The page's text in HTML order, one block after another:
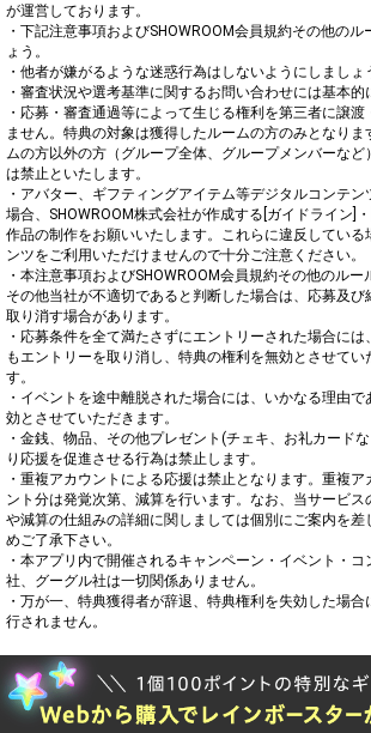
が運営しております。
・下記注意事項およびSHOWROOM会員規約その他の
ょう。
・他者が嫌がるような迷惑行為はしないようにしましょ
・審査状況や選考基準に関するお問い合わせには基本的
・応募・審査通過等によって生じる権利を第三者に譲
ません。特典の対象は獲得したルームの方のみとなりま
ムの方以外の方（グループ全体、グループメンバーなど
は禁止といたします。
・アバター、ギフティングアイテム等デジタルコンテ
場合、SHOWROOM株式会社が作成する[ガイドライン]
作品の制作をお願いいたします。これらに違反している
ンツをご利用いただけませんので十分ご注意ください。
・本注意事項およびSHOWROOM会員規約その他のル
その他当社が不適切であると判断した場合は、応募及び
取り消す場合があります。
・応募条件を全て満たさずにエントリーされた場合に
もエントリーを取り消し、特典の権利を無効とさせてい
す。
・イベントを途中離脱された場合には、いかなる理由
効とさせていただきます。
・金銭、物品、その他プレゼント(チェキ、お礼カード
り応援を促進させる行為は禁止します。
・重複アカウントによる応援は禁止となります。重複
ント分は発覚次第、減算を行います。なお、当サービ
や減算の仕組みの詳細に関しましては個別にご案内を
めご了承下さい。
・本アプリ内で開催されるキャンペーン・イベント・
社、グーグル社は一切関係ありません。
・万が一、特典獲得者が辞退、特典権利を失効した場